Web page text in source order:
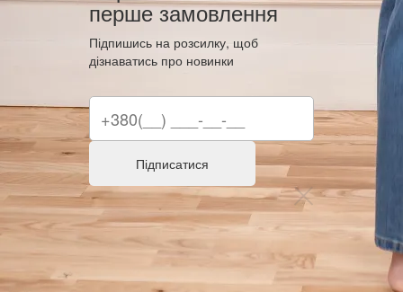
перше замовлення
Підпишись на розсилку, щоб
дізнаватись про новинки
Підписатися